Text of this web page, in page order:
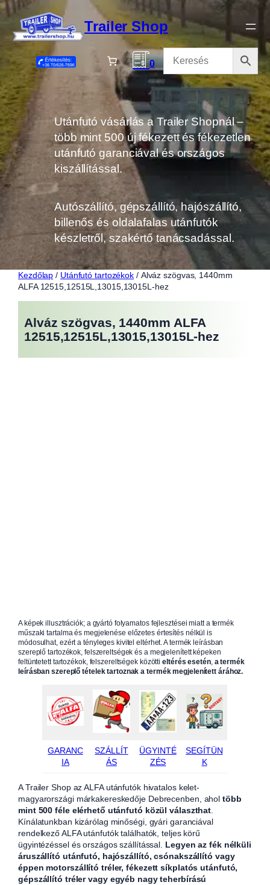
Ugrás
tartalomhoz
Trailer Shop
0
Utánfutó vásárlás a Trailer Shopnál –
több mint 500 új fékezett és fékezetlen
utánfutó garanciával és országos
kiszállítással.
Autószállító, gépszállító, hajószállító,
billenős és oldalafalas utánfutók
készletről, szakértő tanácsadással.
Kezdőlap / Utánfutó tartozékok / Alváz szögvas, 1440mm
ALFA 12515,12515L,13015,13015L-hez
Alváz szögvas, 1440mm ALFA
12515,12515L,13015,13015L-hez
A képek illusztrációk; a gyártó folyamatos fejlesztései miatt a termék
műszaki tartalma és megjelenése előzetes értesítés nélkül is
módosulhat, ezért a tényleges kivitel eltérhet. A termék leírásban
szereplő tartozékok, felszereltségek és a megjelenített képeken
feltüntetett tartozékok, felszereltségek közöttieltérés esetén, a termék
leírásban szereplő tételek tartoznak a termék megjelenített árához.
GARANC
IA
SZÁLLÍT
ÁS
ÜGYINTÉ
ZÉS
SEGÍTÜN
K
A Trailer Shop az ALFA utánfutók hivatalos kelet-
magyarországi márkakereskedője Debrecenben, aholtöbb
mint 500 féle elérhető utánfutó közül választhat
Kínálatunkban kizárólag minőségi, gyári garanciával
rendelkező ALFA utánfutók találhatók, teljes körű
ügyintézéssel és országos szállítással. Legyen az fék nélküli
áruszállító utánfutó, hajószállító, csónakszállító vagy
éppen motorszállító tréler, fékezett síkplatós utánfutó,
gépszállító tréler vagy egyéb nagy teherbírású